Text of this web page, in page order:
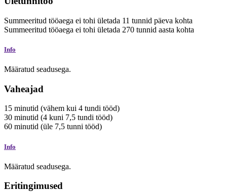
Summeeritud tööaega ei tohi ületada 11 tunnid päeva kohta
Summeeritud tööaega ei tohi ületada 270 tunnid aasta kohta
Info
Määratud seadusega.
Vaheajad
15 minutid (vähem kui 4 tundi tööd)
30 minutid (4 kuni 7,5 tundi tööd)
60 minutid (üle 7,5 tunni tööd)
Info
Määratud seadusega.
Eritingimused